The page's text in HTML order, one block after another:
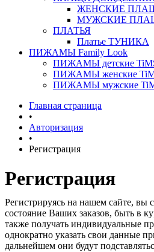
ЖЕНСКИЕ
МУЖСКИЕ
ПЛАТЬЯ
Платье ТУНИКА
ПИЖАМЫ Family Look
ПИЖАМЫ детские
ПИЖАМЫ женские
ПИЖАМЫ мужские
Главная страница
•
Авторизация
•
Регистрация
Регистрация
Регистрируясь на нашем сайте, вы
состояние Ваших заказов, быть в
также получать индивидуальные
однократно указать свои данные
дальнейшем они будут